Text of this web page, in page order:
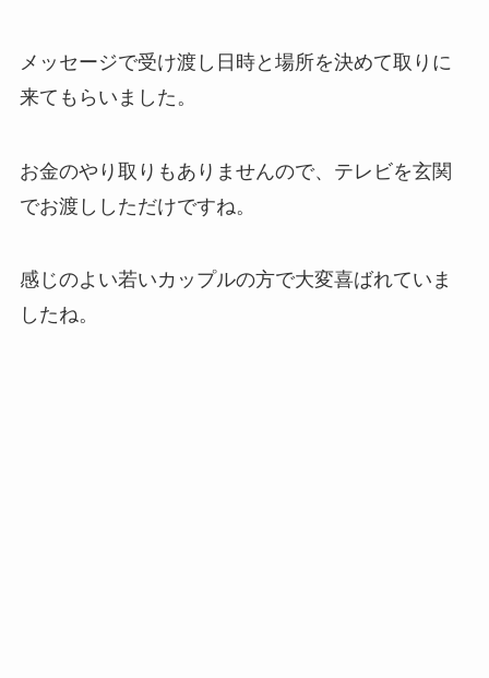
メッセージで受け渡し日時と場所を決めて取りに
来てもらいました。
お金のやり取りもありませんので、テレビを玄関
でお渡ししただけですね。
感じのよい若いカップルの方で大変喜ばれていま
したね。